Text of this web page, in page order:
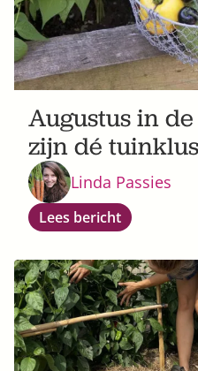
Augustus in
zijn dé
Linda Passies
Lees bericht